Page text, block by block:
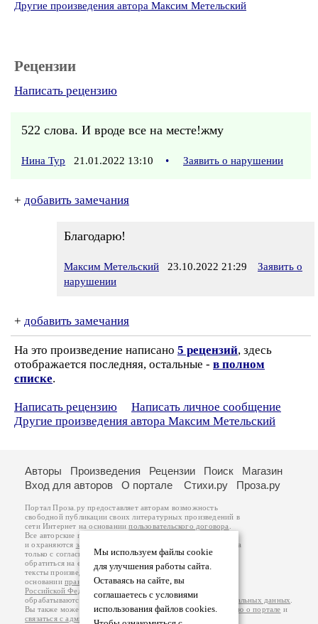
Другие произведения автора Максим Метельский
Рецензии
Написать рецензию
522 слова. И вроде все на месте!жму
Нина Тур 21.01.2022 13:10 • Заявить о нарушении
+ добавить замечания
Благодарю!
Максим Метельский 23.10.2022 21:29
Заявить о
нарушении
+ добавить замечания
На это произведение написано 5 рецензий, здесь
отображается последняя, остальные - в полном
списке.
Написать рецензию
Написать личное сообщение
Другие произведения автора Максим Метельский
Мы используем файлы cookie
для улучшения работы сайта.
Оставаясь на сайте, вы
соглашаетесь с условиями
использования файлов cookies.
Авторы Произведения Рецензии Поиск
Магазин
Вход для авторов
О портале Стихи.ру Проза.ру
Портал Проза.ру предоставляет авторам возможность
свободной публикации своих литературных произведений в
сети Интернет на основаниипользовательского договора
Все авторские права на произведения принадлежат авторам
и охраняются законом
. Перепечатка произведений возможна
только с согласия его автора, к которому вы можете
обратиться на его авторской странице. Ответственность за
тексты произведений авторы несут самостоятельно на
основанииправил публикацииизаконодательства
Российской Федерации
обрабатываются на основанииПолитики обработки персональных данных
Вы также можете посмотреть более подробнуюинформацию о портале и
связаться с администрацией